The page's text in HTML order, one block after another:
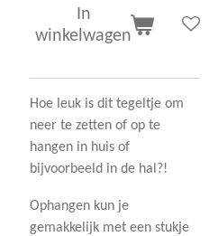
In
winkelwagen
Hoe leuk is dit tegeltje om
neer te zetten of op te
hangen in huis of
bijvoorbeeld in de hal?!
Ophangen kun je
gemakkelijk met een stukje